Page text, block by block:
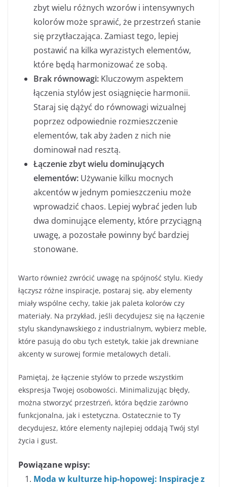
zbyt wielu różnych wzorów i intensywnych
kolorów może sprawić, że przestrzeń stanie
się przytłaczająca. Zamiast tego, lepiej
postawić na kilka wyrazistych elementów,
które będą harmonizować ze sobą.
Brak równowagi: Kluczowym aspektem
łączenia stylów jest osiągnięcie harmonii.
Staraj się dążyć do równowagi wizualnej
poprzez odpowiednie rozmieszczenie
elementów, tak aby żaden z nich nie
dominował nad resztą.
Łączenie zbyt wielu dominujących
elementów: Używanie kilku mocnych
akcentów w jednym pomieszczeniu może
wprowadzić chaos. Lepiej wybrać jeden lub
dwa dominujące elementy, które przyciągną
uwagę, a pozostałe powinny być bardziej
stonowane.
Warto również zwrócić uwagę na spójność stylu. Kiedy
łączysz różne inspiracje, postaraj się, aby elementy
miały wspólne cechy, takie jak paleta kolorów czy
materiały. Na przykład, jeśli decydujesz się na łączenie
stylu skandynawskiego z industrialnym, wybierz meble,
które pasują do obu tych estetyk, takie jak drewniane
akcenty w surowej formie metalowych detali.
Pamiętaj, że łączenie stylów to przede wszystkim
ekspresja Twojej osobowości. Minimalizując błędy,
można stworzyć przestrzeń, która będzie zarówno
funkcjonalna, jak i estetyczna. Ostatecznie to Ty
decydujesz, które elementy najlepiej oddają Twój styl
życia i gust.
Powiązane wpisy:
Moda w kulturze hip-hopowej: Inspiracje z